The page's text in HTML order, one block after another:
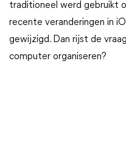
traditioneel werd gebruikt
recente veranderingen in
gewijzigd. Dan rijst de
computer organiseren?